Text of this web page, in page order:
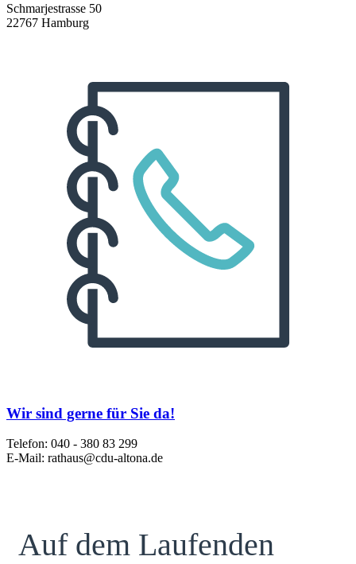
Schmarjestrasse 50
22767 Hamburg
Wir sind gerne für Sie da!
Telefon: 040 - 380 83 299
E-Mail: rathaus@cdu-altona.de
Auf dem Laufenden